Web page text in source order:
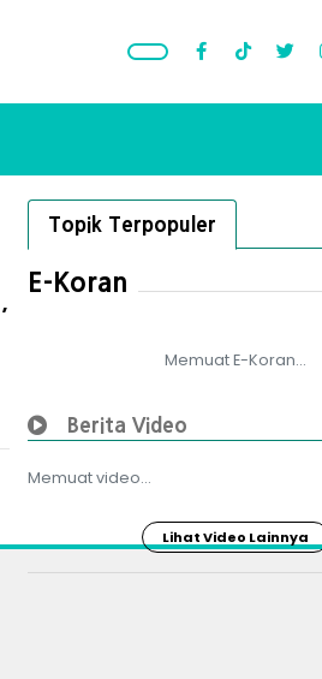
Topik Terpopuler
E-Koran
Memuat E-Koran...
Berita Video
Memuat video...
Lihat Video Lainnya